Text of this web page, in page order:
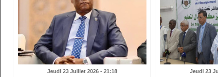
Jeudi 23 Juillet 2026 - 21:18 Jeudi 23